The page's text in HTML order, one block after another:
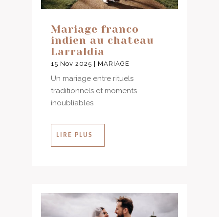
Mariage franco
indien au chateau
Larraldia
15 Nov 2025 MARIAGE
Un mariage entre rituels
traditionnels et moments
inoubliables
LIRE PLUS